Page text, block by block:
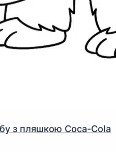
з пляшкою Coca-Cola